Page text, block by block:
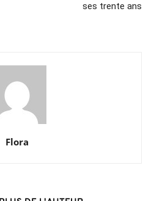
ses trente ans
Flora